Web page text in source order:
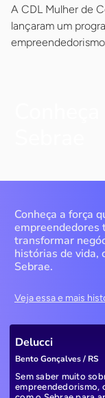
A CDL Mulher de
lançaram um
Conheça a força
empreendedores
transformar
histórias de vida,
Sebrae.
Veja essa e mais
Delucci
Bento Gonçalves / RS
Sem saber muito
empreendedorismo,